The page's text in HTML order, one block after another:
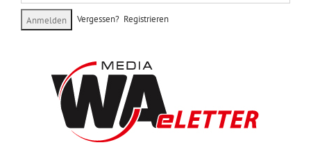
Vergessen? Registrieren